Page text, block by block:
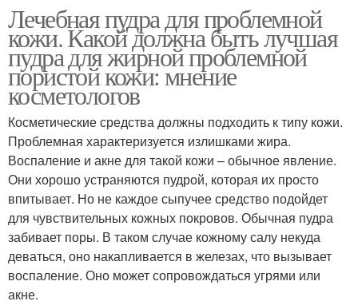
Лечебная пудра для проблемной
кожи. Какой должна быть лучшая
пудра для жирной проблемной
пористой кожи: мнение
косметологов
Косметические средства должны подходить к типу кожи.
Проблемная характеризуется излишками жира.
Воспаление и акне для такой кожи – обычное явление.
Они хорошо устраняются пудрой, которая их просто
впитывает. Но не каждое сыпучее средство подойдет
для чувствительных кожных покровов. Обычная пудра
забивает поры. В таком случае кожному салу некуда
деваться, оно накапливается в железах, что вызывает
воспаление. Оно может сопровождаться угрями или
акне.